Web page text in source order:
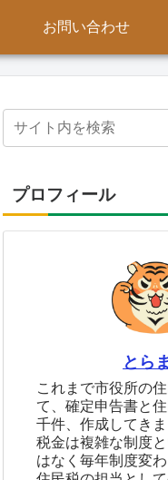
お問い合わせ
プロフィール
とら
これまで市役所の
て、確定申告書と
千件、作成してきま
税金は複雑な制度
はなく毎年制度変わ